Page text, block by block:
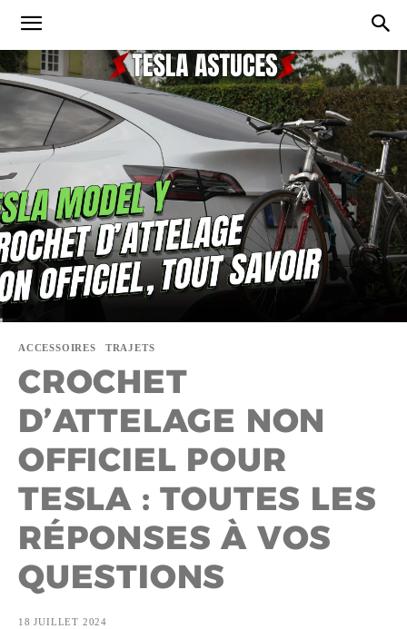
ACCESSOIRES TRAJETS
CROCHET
D’ATTELAGE NON
OFFICIEL POUR
TESLA : TOUTES LES
RÉPONSES À VOS
QUESTIONS
18 JUILLET 2024